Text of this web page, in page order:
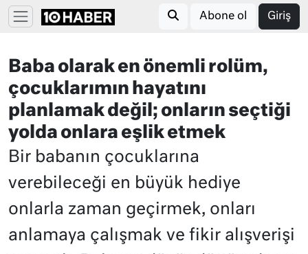
Abone ol Giriş
Baba olarak en önemli rolüm,
çocuklarımın hayatını
planlamak değil; onların seçtiği
yolda onlara eşlik etmek
Bir babanın çocuklarına
verebileceği en büyük hediye
onlarla zaman geçirmek, onları
anlamaya çalışmak ve fikir alışverişi